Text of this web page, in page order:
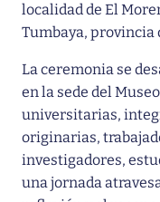
localidad de El
Tumbaya, provincia
La ceremonia se
en la sede del
universitarias,
originarias,
investigadores,
una jornada